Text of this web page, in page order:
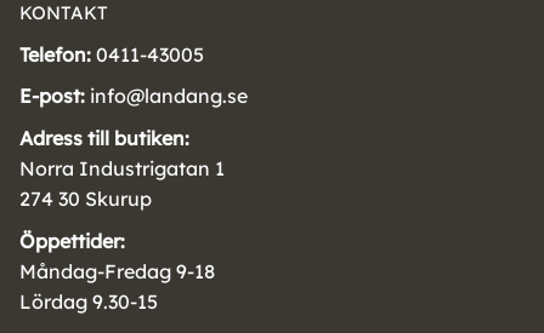
KONTAKT
Telefon: 0411-43005
E-post: info@landang.se
Adress till butiken:
Norra Industrigatan 1
274 30 Skurup
Öppettider:
Måndag-Fredag 9-18
Lördag 9.30-15